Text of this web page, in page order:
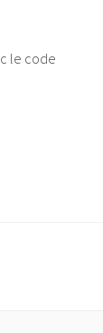
le code